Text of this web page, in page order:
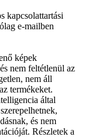
kapcsolattartási
e-mailben
képek
nem feltétlenül az
nem áll
termékeket.
által
és nem
Részletek a